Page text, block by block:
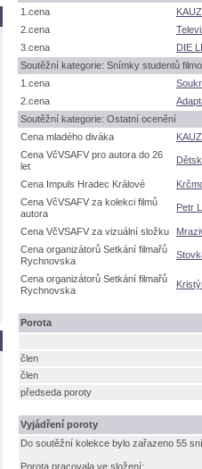
1.cena
2.cena
3.cena
DIE
Soutěžní kategorie: Snímky studentů
1.cena
2.cena
Soutěžní kategorie: Ostatní ocenění
Cena mladého diváka
Cena VčVSAFV pro autora do 26
let
Cena Impuls Hradec Králové
Cena VčVSAFV za kolekci filmů
autora
Petr
Cena VčVSAFV za vizuální složku
Cena organizátorů Setkání filmařů
Rychnovska
Cena organizátorů Setkání filmařů
Rychnovska
Porota
člen
člen
předseda poroty
Vyjádření poroty
Do soutěžní kolekce bylo zařazeno 55
Porota pracovala ve složení: